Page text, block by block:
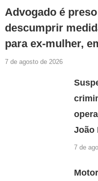
Advogado é
descumprir
para ex-mulher,
7 de agosto de 2026
João
7 de